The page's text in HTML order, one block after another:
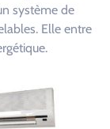
système de
Elle entre